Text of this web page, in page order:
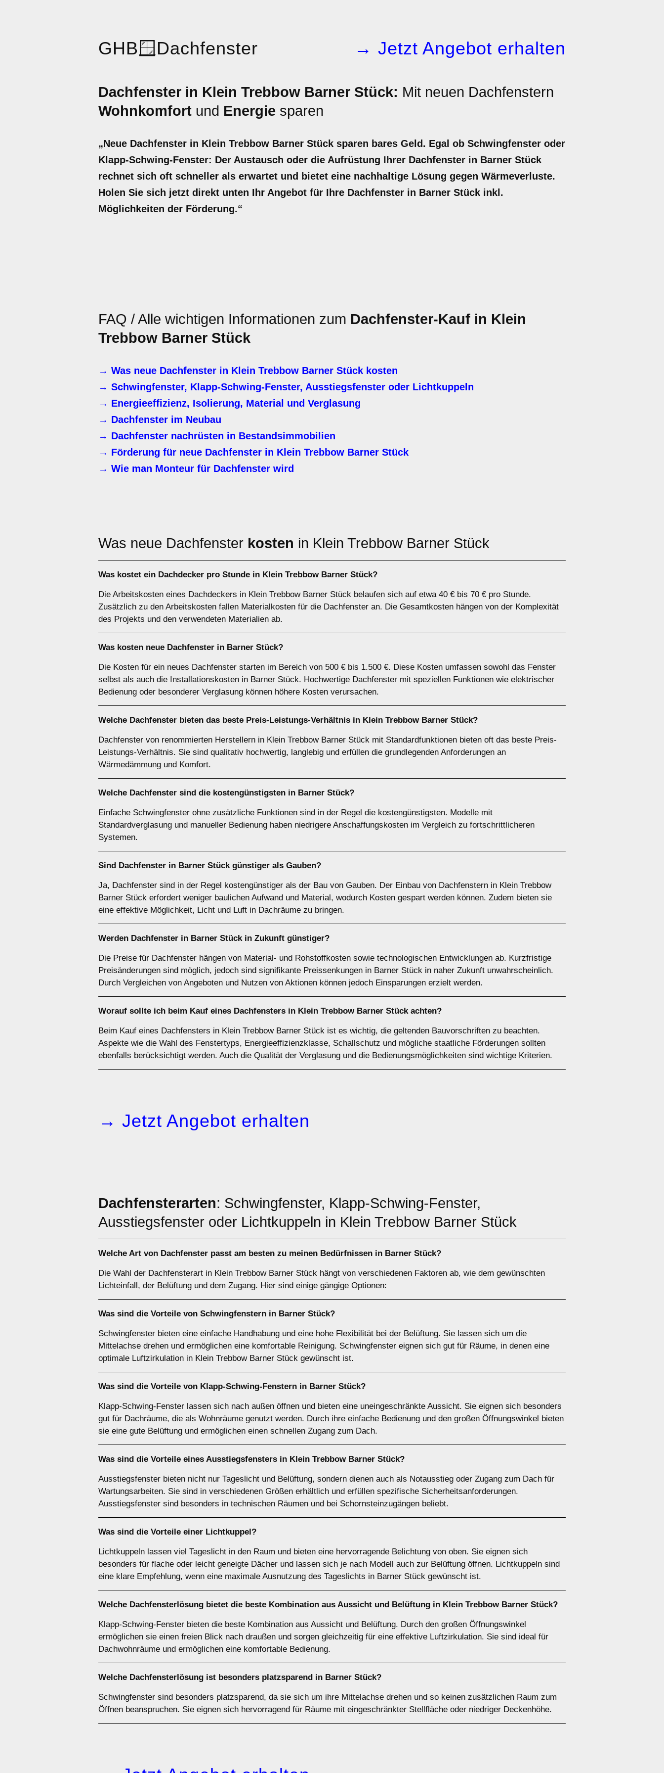
GHB🪟 Dachfenster → Jetzt Angebot erhalten
Dachfenster in Klein Trebbow Barner Stück: Mit neuen Dachfenstern
Wohnkomfort und Energie sparen
„Neue Dachfenster in Klein Trebbow Barner Stück sparen bares Geld. Egal ob Schwingfenster oder
Klapp-Schwing-Fenster: Der Austausch oder die Aufrüstung Ihrer Dachfenster in Barner Stück
rechnet sich oft schneller als erwartet und bietet eine nachhaltige Lösung gegen Wärmeverluste.
Holen Sie sich jetzt direkt unten Ihr Angebot für Ihre Dachfenster in Barner Stück inkl.
Möglichkeiten der Förderung.“
FAQ / Alle wichtigen Informationen zum Dachfenster-Kauf in Klein
Trebbow Barner Stück
→ Was neue Dachfenster in Klein Trebbow Barner Stück kosten
→ Schwingfenster, Klapp-Schwing-Fenster, Ausstiegsfenster oder Lichtkuppeln
→ Energieeffizienz, Isolierung, Material und Verglasung
→ Dachfenster im Neubau
→ Dachfenster nachrüsten in Bestandsimmobilien
→ Förderung für neue Dachfenster in Klein Trebbow Barner Stück
→ Wie man Monteur für Dachfenster wird
Was neue Dachfenster kosten in Klein Trebbow Barner Stück
Was kostet ein Dachdecker pro Stunde in Klein Trebbow Barner Stück?
Die Arbeitskosten eines Dachdeckers in Klein Trebbow Barner Stück belaufen sich auf etwa 40 € bis 70 € pro Stunde.
Zusätzlich zu den Arbeitskosten fallen Materialkosten für die Dachfenster an. Die Gesamtkosten hängen von der Komplexität
des Projekts und den verwendeten Materialien ab.
Was kosten neue Dachfenster in Barner Stück?
Die Kosten für ein neues Dachfenster starten im Bereich von 500 € bis 1.500 €. Diese Kosten umfassen sowohl das Fenster
selbst als auch die Installationskosten in Barner Stück. Hochwertige Dachfenster mit speziellen Funktionen wie elektrischer
Bedienung oder besonderer Verglasung können höhere Kosten verursachen.
Welche Dachfenster bieten das beste Preis-Leistungs-Verhältnis in Klein Trebbow Barner Stück?
Dachfenster von renommierten Herstellern in Klein Trebbow Barner Stück mit Standardfunktionen bieten oft das beste Preis-
Leistungs-Verhältnis. Sie sind qualitativ hochwertig, langlebig und erfüllen die grundlegenden Anforderungen an
Wärmedämmung und Komfort.
Welche Dachfenster sind die kostengünstigsten in Barner Stück?
Einfache Schwingfenster ohne zusätzliche Funktionen sind in der Regel die kostengünstigsten. Modelle mit
Standardverglasung und manueller Bedienung haben niedrigere Anschaffungskosten im Vergleich zu fortschrittlicheren
Systemen.
Sind Dachfenster in Barner Stück günstiger als Gauben?
Ja, Dachfenster sind in der Regel kostengünstiger als der Bau von Gauben. Der Einbau von Dachfenstern in Klein Trebbow
Barner Stück erfordert weniger baulichen Aufwand und Material, wodurch Kosten gespart werden können. Zudem bieten sie
eine effektive Möglichkeit, Licht und Luft in Dachräume zu bringen.
Werden Dachfenster in Barner Stück in Zukunft günstiger?
Die Preise für Dachfenster hängen von Material- und Rohstoffkosten sowie technologischen Entwicklungen ab. Kurzfristige
Preisänderungen sind möglich, jedoch sind signifikante Preissenkungen in Barner Stück in naher Zukunft unwahrscheinlich.
Durch Vergleichen von Angeboten und Nutzen von Aktionen können jedoch Einsparungen erzielt werden.
Worauf sollte ich beim Kauf eines Dachfensters in Klein Trebbow Barner Stück achten?
Beim Kauf eines Dachfensters in Klein Trebbow Barner Stück ist es wichtig, die geltenden Bauvorschriften zu beachten.
Aspekte wie die Wahl des Fenstertyps, Energieeffizienzklasse, Schallschutz und mögliche staatliche Förderungen sollten
ebenfalls berücksichtigt werden. Auch die Qualität der Verglasung und die Bedienungsmöglichkeiten sind wichtige Kriterien.
→ Jetzt Angebot erhalten
Dachfensterarten: Schwingfenster, Klapp-Schwing-Fenster,
Ausstiegsfenster oder Lichtkuppeln in Klein Trebbow Barner Stück
Welche Art von Dachfenster passt am besten zu meinen Bedürfnissen in Barner Stück?
Die Wahl der Dachfensterart in Klein Trebbow Barner Stück hängt von verschiedenen Faktoren ab, wie dem gewünschten
Lichteinfall, der Belüftung und dem Zugang. Hier sind einige gängige Optionen:
Was sind die Vorteile von Schwingfenstern in Barner Stück?
Schwingfenster bieten eine einfache Handhabung und eine hohe Flexibilität bei der Belüftung. Sie lassen sich um die
Mittelachse drehen und ermöglichen eine komfortable Reinigung. Schwingfenster eignen sich gut für Räume, in denen eine
optimale Luftzirkulation in Klein Trebbow Barner Stück gewünscht ist.
Was sind die Vorteile von Klapp-Schwing-Fenstern in Barner Stück?
Klapp-Schwing-Fenster lassen sich nach außen öffnen und bieten eine uneingeschränkte Aussicht. Sie eignen sich besonders
gut für Dachräume, die als Wohnräume genutzt werden. Durch ihre einfache Bedienung und den großen Öffnungswinkel bieten
sie eine gute Belüftung und ermöglichen einen schnellen Zugang zum Dach.
Was sind die Vorteile eines Ausstiegsfensters in Klein Trebbow Barner Stück?
Ausstiegsfenster bieten nicht nur Tageslicht und Belüftung, sondern dienen auch als Notausstieg oder Zugang zum Dach für
Wartungsarbeiten. Sie sind in verschiedenen Größen erhältlich und erfüllen spezifische Sicherheitsanforderungen.
Ausstiegsfenster sind besonders in technischen Räumen und bei Schornsteinzugängen beliebt.
Was sind die Vorteile einer Lichtkuppel?
Lichtkuppeln lassen viel Tageslicht in den Raum und bieten eine hervorragende Belichtung von oben. Sie eignen sich
besonders für flache oder leicht geneigte Dächer und lassen sich je nach Modell auch zur Belüftung öffnen. Lichtkuppeln sind
eine klare Empfehlung, wenn eine maximale Ausnutzung des Tageslichts in Barner Stück gewünscht ist.
Welche Dachfensterlösung bietet die beste Kombination aus Aussicht und Belüftung in Klein Trebbow Barner Stück?
Klapp-Schwing-Fenster bieten die beste Kombination aus Aussicht und Belüftung. Durch den großen Öffnungswinkel
ermöglichen sie einen freien Blick nach draußen und sorgen gleichzeitig für eine effektive Luftzirkulation. Sie sind ideal für
Dachwohnräume und ermöglichen eine komfortable Bedienung.
Welche Dachfensterlösung ist besonders platzsparend in Barner Stück?
Schwingfenster sind besonders platzsparend, da sie sich um ihre Mittelachse drehen und so keinen zusätzlichen Raum zum
Öffnen beanspruchen. Sie eignen sich hervorragend für Räume mit eingeschränkter Stellfläche oder niedriger Deckenhöhe.